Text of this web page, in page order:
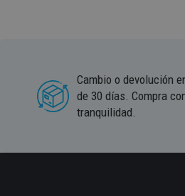
Cambio o devolución
de 30 días. Compra
tranquilidad.